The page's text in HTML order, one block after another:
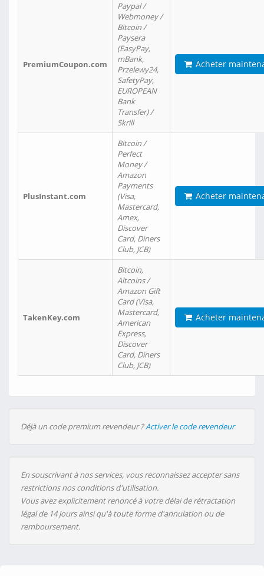
PremiumCoupon.com
Paypal /
Webmoney /
Bitcoin /
Paysera
(EasyPay,
mBank,
Przelewy24,
SafetyPay,
EUROPEAN
Bank
Transfer) /
Skrill
Acheter
PlusInstant.com
Bitcoin /
Perfect
Money /
Amazon
Payments
(Visa,
Mastercard,
Amex,
Discover
Card, Diners
Club, JCB)
Acheter
TakenKey.com
Bitcoin,
Altcoins /
Amazon Gift
Card (Visa,
Mastercard,
American
Express,
Discover
Card, Diners
Club, JCB)
Acheter
Déjà un code premium revendeur ?Activer le code revendeur
En souscrivant à nos services, vous reconnaissez accepter sans
restrictions nos conditions d'utilisation.
Vous avez explicitement renoncé à votre délai de rétractation
légal de 14 jours ainsi qu'à toute forme d'annulation ou de
remboursement.